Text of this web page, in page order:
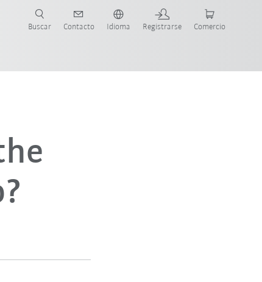
Buscar Contacto Idioma Registrarse Comercio